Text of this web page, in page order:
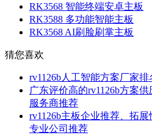
RK3568 智能终端安卓主板
RK3588 多功能智能主板
RK3568 AI刷脸刷掌主板
猜您喜欢
rv1126b人工智能方案厂家
广东评价高的rv1126b方案
服务商推荐
rv1126b主板企业推荐、拓
专业公司推荐